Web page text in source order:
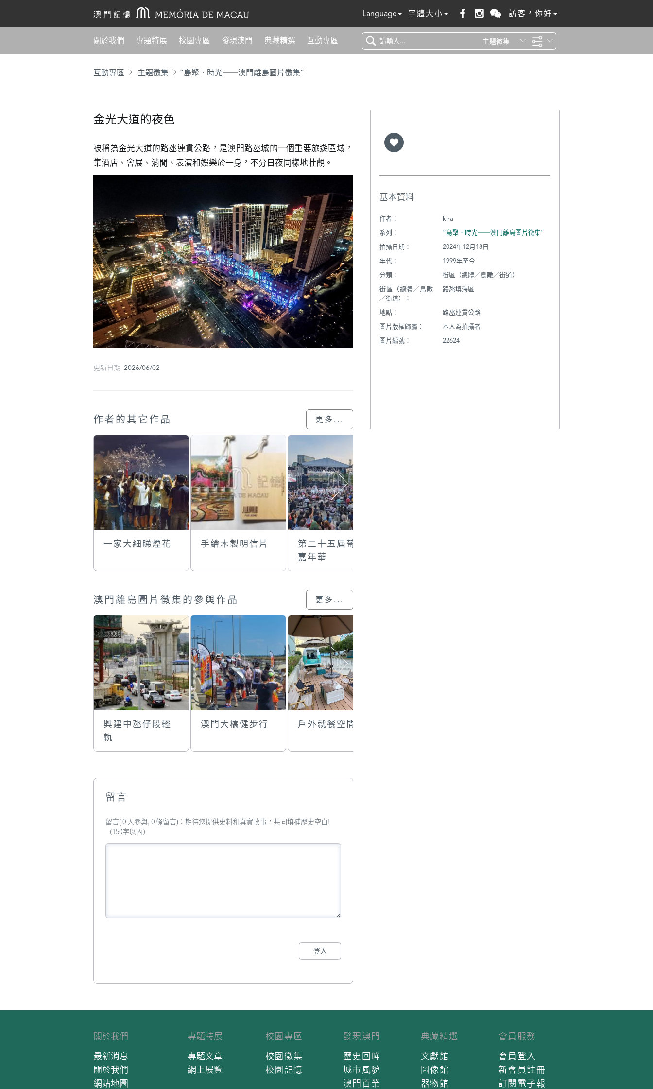
Language 字體大小 訪客，你好
關於我們 專題特展 校園專區 發現澳門 典藏精選 互動專區 主題徵集
互動專區 主題徵集 “島聚‧時光──澳門離島圖片徵集”
金光大道的夜色
被稱為金光大道的路氹連貫公路，是澳門路氹城的一個重要旅遊區域，
集酒店、會展、消閒、表演和娛樂於一身，不分日夜同樣地壯觀。
更新日期 2026/06/02
作者的其它作品 更多...
一家大細睇煙花 手繪木製明信片
第二十五屆葡韻
嘉年華
澳門離島圖片徵集的參與作品 更多...
興建中氹仔段輕
軌
澳門大橋健步行 戶外就餐空間
留言
留言( 0 人參與, 0 條留言)：期待您提供史料和真實故事，共同填補歷史空白!
（150字以內）
登入
基本資料
作者：
kira
系列：
“島聚‧時光──澳門離島圖片徵集”
拍攝日期：
2024年12月18日
年代：
1999年至今
分類：
街區（總體／鳥瞰／街道）
街區（總體／鳥瞰
／街道）：
路氹填海區
地點：
路氹連貫公路
圖片版權歸屬：
本人為拍攝者
圖片編號：
22624
關於我們
最新消息
關於我們
網站地圖
專題特展
專題文章
網上展覽
校園專區
校園徵集
校園記憶
發現澳門
歷史回眸
城市風貌
澳門百業
典藏精選
文獻館
圖像館
器物館
會員服務
會員登入
新會員註冊
訂閱電子報